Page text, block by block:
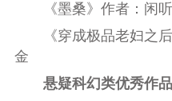
《墨桑》作者：闲
《穿成极品老妇之后
金
悬疑科幻类优秀作